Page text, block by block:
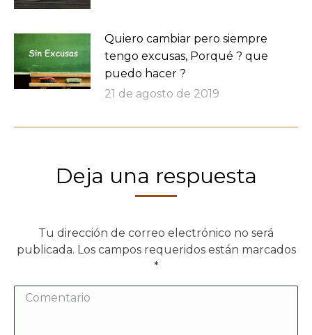
Quiero cambiar pero siempre
tengo excusas, Porqué ? que
puedo hacer ?
21 de agosto de 2019
Deja una respuesta
Tu dirección de correo electrónico no será
publicada. Los campos requeridos están marcados
*
Comentario